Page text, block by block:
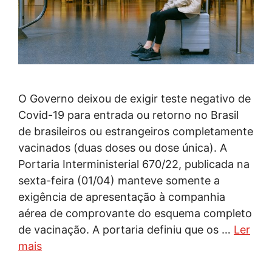
O Governo deixou de exigir teste negativo de
Covid-19 para entrada ou retorno no Brasil
de brasileiros ou estrangeiros completamente
vacinados (duas doses ou dose única). A
Portaria Interministerial 670/22, publicada na
sexta-feira (01/04) manteve somente a
exigência de apresentação à companhia
aérea de comprovante do esquema completo
de vacinação. A portaria definiu que os … Ler
mais